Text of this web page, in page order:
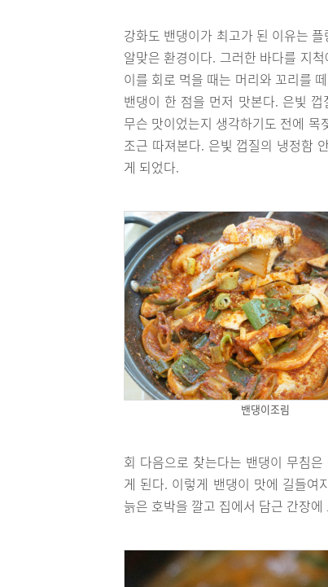
강화도 밴댕이가 최고가 된 이유는
알맞은 환경이다. 그러한 바다를 지
이를 회로 먹을 때는 머리와 꼬리를
밴댕이 한 점을 먼저 맛본다. 은빛
무슨 맛이었는지 생각하기도 전에
조근 따져본다. 은빛 껍질의 냉정함
게 되었다.
밴댕이조림
회 다음으로 찾는다는 밴댕이 무침
게 된다. 이렇게 밴댕이 맛에 길들여
늙은 호박을 깔고 집에서 담근 간장